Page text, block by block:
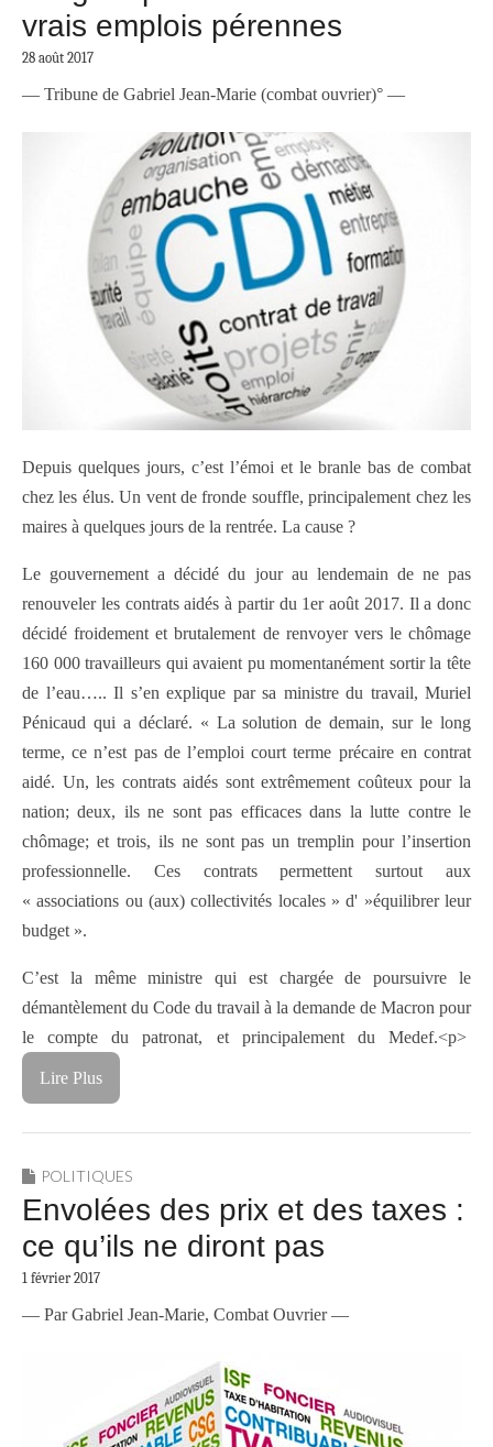
vrais emplois pérennes
28 août 2017
— Tribune de Gabriel Jean-Marie (combat ouvrier)° —
Depuis quelques jours, c’est l’émoi et le branle bas de combat
chez les élus. Un vent de fronde souffle, principalement chez les
maires à quelques jours de la rentrée. La cause ?
Le gouvernement a décidé du jour au lendemain de ne pas
renouveler les contrats aidés à partir du 1er août 2017. Il a donc
décidé froidement et brutalement de renvoyer vers le chômage
160 000 travailleurs qui avaient pu momentanément sortir la tête
de l’eau….. Il s’en explique par sa ministre du travail, Muriel
Pénicaud qui a déclaré. « La solution de demain, sur le long
terme, ce n’est pas de l’emploi court terme précaire en contrat
aidé. Un, les contrats aidés sont extrêmement coûteux pour la
nation; deux, ils ne sont pas efficaces dans la lutte contre le
chômage; et trois, ils ne sont pas un tremplin pour l’insertion
professionnelle. Ces contrats permettent surtout aux
« associations ou (aux) collectivités locales » d' »équilibrer leur
budget ».
C’est la même ministre qui est chargée de poursuivre le
démantèlement du Code du travail à la demande de Macron pour
le compte du patronat, et principalement du Medef.<p>
Lire Plus
POLITIQUES
Envolées des prix et des taxes :
ce qu’ils ne diront pas
1 février 2017
— Par Gabriel Jean-Marie, Combat Ouvrier —